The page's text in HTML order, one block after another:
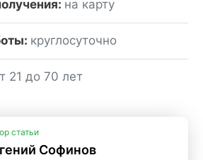
на карту
круглосуточно
21 до 70 лет
статьи
Софинов